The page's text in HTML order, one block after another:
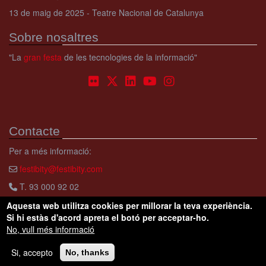
13 de maig de 2025 - Teatre Nacional de Catalunya
Sobre nosaltres
"La gran festa de les tecnologies de la informació"
Contacte
Per a més informació:
festibity@festibity.com
T. 93 000 92 02
Copyright © Festibity.
Aquesta web utilitza cookies per millorar la teva experiència.
Si hi estàs d'acord apreta el botó per acceptar-ho.
No, vull més informació
Si, accepto
No, thanks